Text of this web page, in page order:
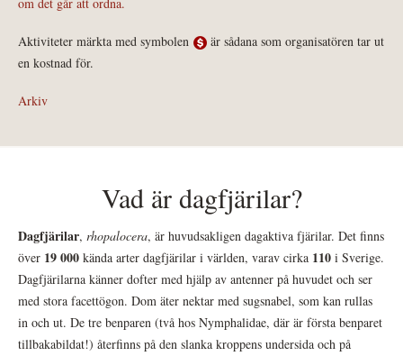
Aktiviteter märkta med symbolen
är sådana som organisatören tar ut
en kostnad för.
Arkiv
Vad är dagfjärilar?
Dagfjärilar, rhopalocera, är huvudsakligen dagaktiva fjärilar. Det finns
över 19 000 kända arter dagfjärilar i världen, varav cirka 110 i Sverige.
Dagfjärilarna känner dofter med hjälp av antenner på huvudet och ser
med stora facettögon. Dom äter nektar med sugsnabel, som kan rullas
in och ut. De tre benparen (två hos Nymphalidae, där är första benparet
tillbakabildat!) återfinns på den slanka kroppens undersida och på